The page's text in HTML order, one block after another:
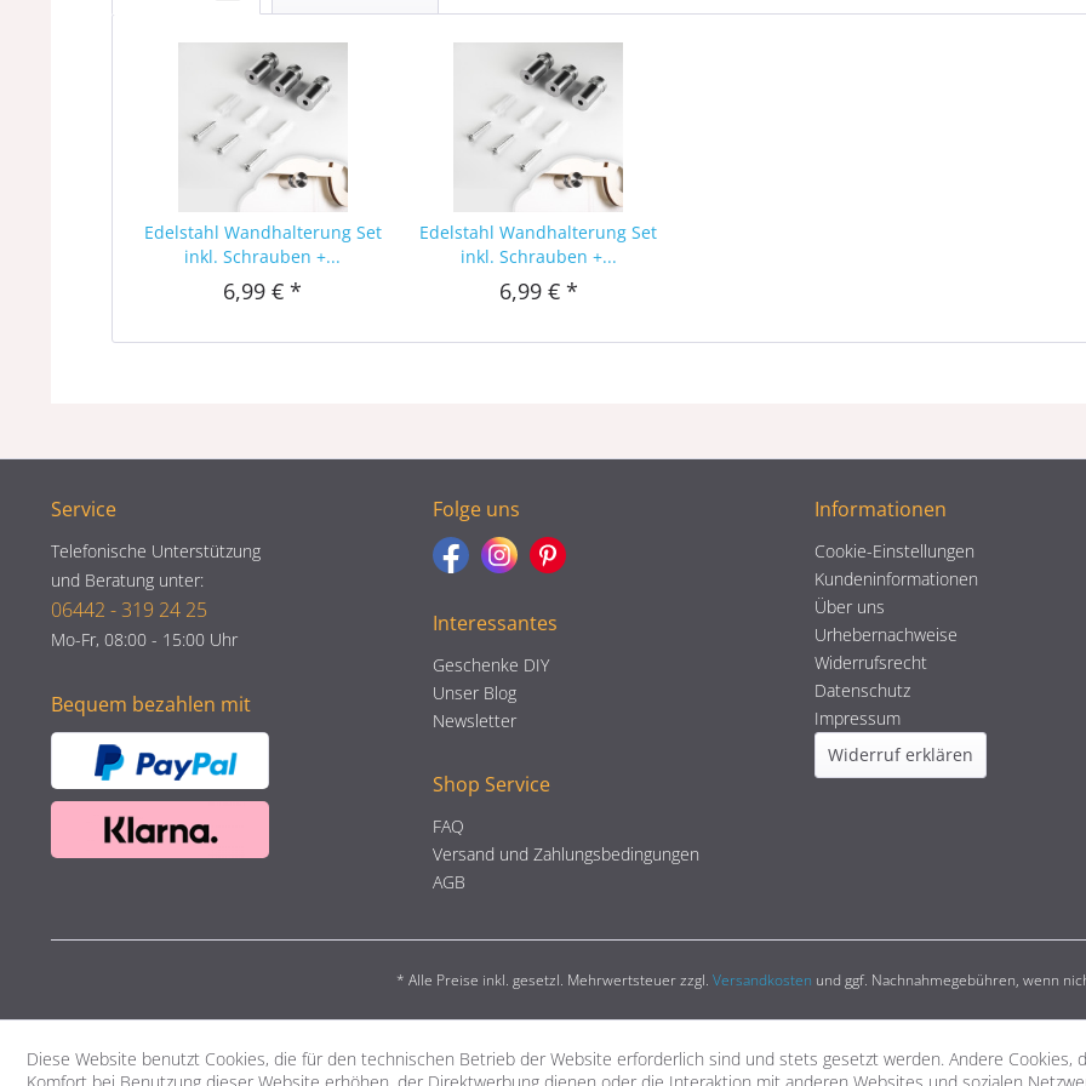
Edelstahl Wandhalterung Set
inkl. Schrauben +...
6,99 € *
Edelstahl Wandhalterung Set
inkl. Schrauben +...
6,99 € *
Service
Telefonische Unterstützung
und Beratung unter:
06442 - 319 24 25
Mo-Fr, 08:00 - 15:00 Uhr
Bequem bezahlen mit
Folge uns
Interessantes
Geschenke DIY
Unser Blog
Newsletter
Shop Service
FAQ
Versand und Zahlungsbedingungen
AGB
Informationen
Cookie-Einstellungen
Kundeninformationen
Über uns
Urhebernachweise
Widerrufsrecht
Datenschutz
Impressum
Widerruf erklären
* Alle Preise inkl. gesetzl. Mehrwertsteuer zzgl. Versandkosten und ggf. Nachnahmegebühren, wenn
Diese Website benutzt Cookies, die für den technischen Betrieb der Website erforderlich sind und stets gesetzt werden. Andere Cookies,